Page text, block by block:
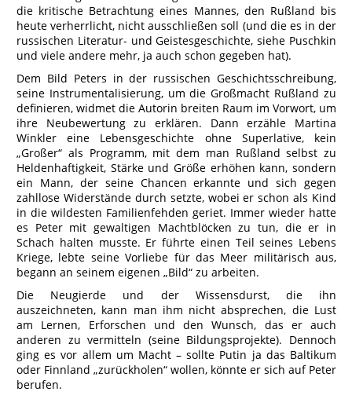
die kritische Betrachtung eines Mannes, den Rußland bis
heute verherrlicht, nicht ausschließen soll (und die es in der
russischen Literatur- und Geistesgeschichte, siehe Puschkin
und viele andere mehr, ja auch schon gegeben hat).
Dem Bild Peters in der russischen Geschichtsschreibung,
seine Instrumentalisierung, um die Großmacht Rußland zu
definieren, widmet die Autorin breiten Raum im Vorwort, um
ihre Neubewertung zu erklären. Dann erzähle Martina
Winkler eine Lebensgeschichte ohne Superlative, kein
„Großer“ als Programm, mit dem man Rußland selbst zu
Heldenhaftigkeit, Stärke und Größe erhöhen kann, sondern
ein Mann, der seine Chancen erkannte und sich gegen
zahllose Widerstände durch setzte, wobei er schon als Kind
in die wildesten Familienfehden geriet. Immer wieder hatte
es Peter mit gewaltigen Machtblöcken zu tun, die er in
Schach halten musste. Er führte einen Teil seines Lebens
Kriege, lebte seine Vorliebe für das Meer militärisch aus,
begann an seinem eigenen „Bild“ zu arbeiten.
Die Neugierde und der Wissensdurst, die ihn
auszeichneten, kann man ihm nicht absprechen, die Lust
am Lernen, Erforschen und den Wunsch, das er auch
anderen zu vermitteln (seine Bildungsprojekte). Dennoch
ging es vor allem um Macht – sollte Putin ja das Baltikum
oder Finnland „zurückholen“ wollen, könnte er sich auf Peter
berufen.